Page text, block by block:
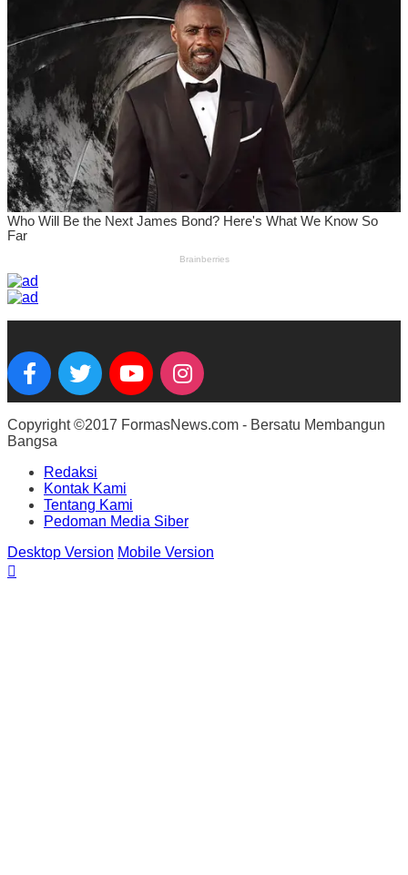
Copyright ©2017 FormasNews.com - Bersatu Membangun
Bangsa
Redaksi
Kontak Kami
Tentang Kami
Pedoman Media Siber
Desktop Version Mobile Version